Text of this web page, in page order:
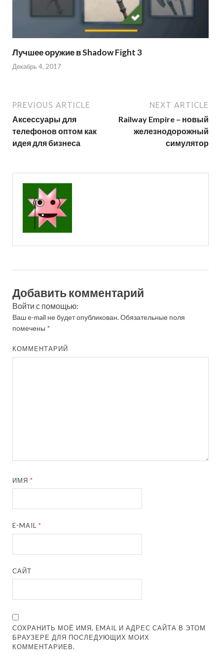
Лучшее оружие в Shadow Fight 3
Декабрь 4, 2017
PREVIOUS ARTICLE
Аксессуары для
телефонов оптом как
идея для бизнеса
NEXT ARTICLE
Railway Empire – новый
железнодорожный
симулятор
Добавить комментарий
Войти с помощью:
Ваш e-mail не будет опубликован.Обязательные поля
помечены *
КОММЕНТАРИЙ
ИМЯ*
E-MAIL*
САЙТ
СОХРАНИТЬ МОЁ ИМЯ, EMAIL И АДРЕС САЙТА В ЭТОМ
БРАУЗЕРЕ ДЛЯ ПОСЛЕДУЮЩИХ МОИХ
КОММЕНТАРИЕВ.